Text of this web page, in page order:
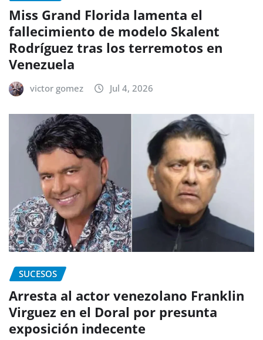
Miss Grand Florida lamenta el
fallecimiento de modelo Skalent
Rodríguez tras los terremotos en
Venezuela
victor gomez Jul 4, 2026
SUCESOS
Arresta al actor venezolano Franklin
Virguez en el Doral por presunta
exposición indecente